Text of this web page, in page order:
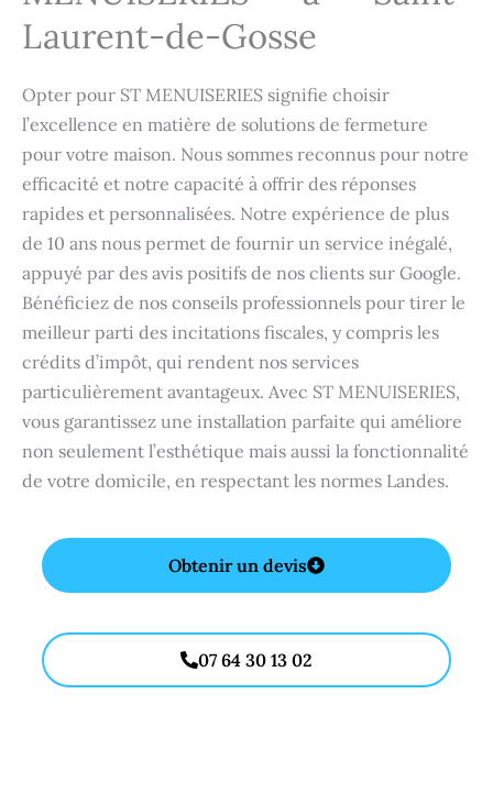
Laurent-de-Gosse
Opter pour ST MENUISERIES signifie choisir
l’excellence en matière de solutions de fermeture
pour votre maison. Nous sommes reconnus pour notre
efficacité et notre capacité à offrir des réponses
rapides et personnalisées. Notre expérience de plus
de 10 ans nous permet de fournir un service inégalé,
appuyé par des avis positifs de nos clients sur Google.
Bénéficiez de nos conseils professionnels pour tirer le
meilleur parti des incitations fiscales, y compris les
crédits d’impôt, qui rendent nos services
particulièrement avantageux. Avec ST MENUISERIES,
vous garantissez une installation parfaite qui améliore
non seulement l’esthétique mais aussi la fonctionnalité
de votre domicile, en respectant les normes Landes.
Obtenir un devis
07 64 30 13 02